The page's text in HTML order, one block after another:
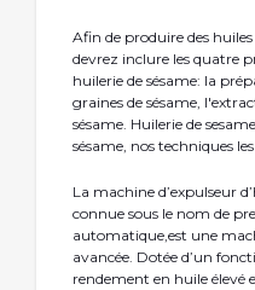
Afin de produire des
devrez inclure les quatre
huilerie de sésame: la
graines de sésame,
sésame. Huilerie de
sésame, nos techniques
La machine d’expulseur
connue sous le nom de
automatique,est une
avancée. Dotée d’un
rendement en huile élevé